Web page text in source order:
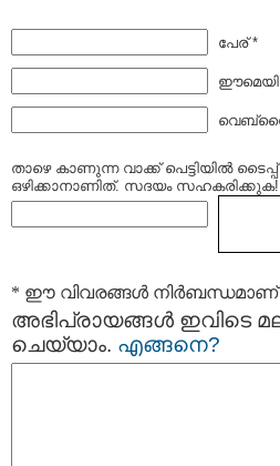
പേര് *
താഴെ കാണുന്ന വാക്ക് പെട്ടിയില്‍
ഒഴിക്കാനാണിത്. സദയം സഹകരിക്കുക!
* ഈ വിവരങ്ങള്‍ നിര്‍ബന്ധമാണ്
അഭിപ്രായങ്ങള്‍ ഇവിടെ
ചെയ്യാം. എങ്ങനെ?